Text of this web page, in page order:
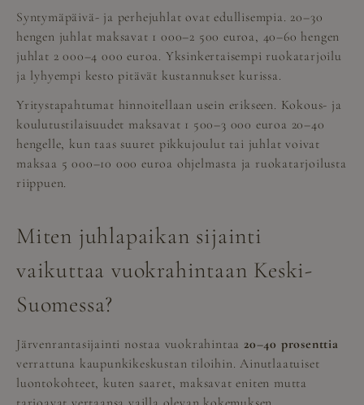
Syntymäpäivä- ja perhejuhlat ovat edullisempia. 20–30
hengen juhlat maksavat 1 000–2 500 euroa, 40–60 hengen
juhlat 2 000–4 000 euroa. Yksinkertaisempi ruokatarjoilu
ja lyhyempi kesto pitävät kustannukset kurissa.
Yritystapahtumat hinnoitellaan usein erikseen. Kokous- ja
koulutustilaisuudet maksavat 1 500–3 000 euroa 20–40
hengelle, kun taas suuret pikkujoulut tai juhlat voivat
maksaa 5 000–10 000 euroa ohjelmasta ja ruokatarjoilusta
riippuen.
Miten juhlapaikan sijainti
vaikuttaa vuokrahintaan Keski-
Suomessa?
Järvenrantasijainti nostaa vuokrahintaa 20–40 prosenttia
verrattuna kaupunkikeskustan tiloihin. Ainutlaatuiset
luontokohteet, kuten saaret, maksavat eniten mutta